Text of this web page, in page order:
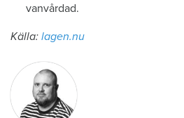
vanvårdad.
Källa: lagen.nu